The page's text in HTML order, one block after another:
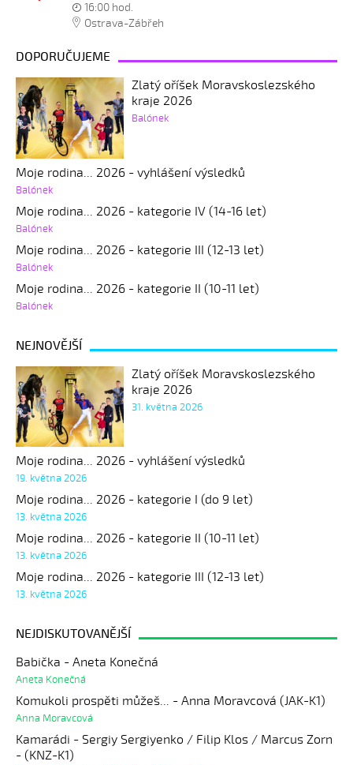
16:00 hod.
Ostrava-Zábřeh
DOPORUČUJEME
Zlatý oříšek Moravskoslezského
kraje 2026
Balónek
Moje rodina... 2026 - vyhlášení výsledků
Balónek
Moje rodina... 2026 - kategorie IV (14-16 let)
Balónek
Moje rodina... 2026 - kategorie III (12-13 let)
Balónek
Moje rodina... 2026 - kategorie II (10-11 let)
Balónek
NEJNOVĚJŠÍ
Zlatý oříšek Moravskoslezského
kraje 2026
31. května 2026
Moje rodina... 2026 - vyhlášení výsledků
19. května 2026
Moje rodina... 2026 - kategorie I (do 9 let)
13. května 2026
Moje rodina... 2026 - kategorie II (10-11 let)
13. května 2026
Moje rodina... 2026 - kategorie III (12-13 let)
13. května 2026
NEJDISKUTOVANĚJŠÍ
Babička - Aneta Konečná
Aneta Konečná
Komukoli prospěti můžeš... - Anna Moravcová (JAK-K1)
Anna Moravcová
Kamarádi - Sergiy Sergiyenko / Filip Klos / Marcus Zorn
- (KNZ-K1)